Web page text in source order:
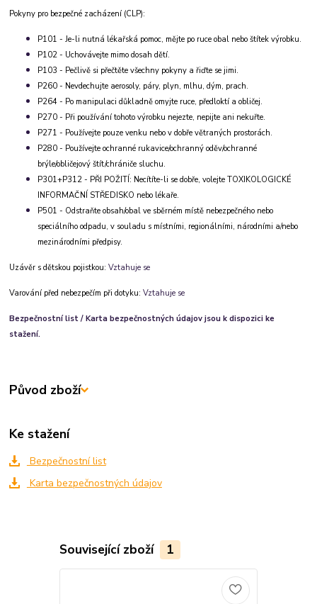
Pokyny pro bezpečné zacházení (CLP):
P101 - Je-li nutná lékařská pomoc, mějte po ruce obal nebo štítek výrobku.
P102 - Uchovávejte mimo dosah dětí.
P103 - Pečlivě si přečtěte všechny pokyny a řiďte se jimi.
P260 - Nevdechujte aerosoly, páry, plyn, mlhu, dým, prach.
P264 - Po manipulaci důkladně omyjte ruce, předloktí a obličej.
P270 - Při používání tohoto výrobku nejezte, nepijte ani nekuřte.
P271 - Používejte pouze venku nebo v dobře větraných prostorách.
P280 - Používejte ochranné rukavice/ochranný oděv/ochranné
brýle/obličejový štít/chrániče sluchu.
P301+P312 - PŘI POŽITÍ: Necítíte-li se dobře, volejte TOXIKOLOGICKÉ
INFORMAČNÍ STŘEDISKO nebo lékaře.
P501 - Odstraňte obsah/obal ve sběrném místě nebezpečného nebo
speciálního odpadu, v souladu s místními, regionálními, národními a/nebo
mezinárodními předpisy.
Uzávěr s dětskou pojistkou:Vztahuje se
Varování před nebezpečím při dotyku:Vztahuje se
Bezpečnostní list / Karta bezpečnostných údajov jsou k dispozici ke
stažení.
Původ zboží
Ke stažení
Bezpečnostní list
Karta bezpečnostných údajov
Související zboží 1